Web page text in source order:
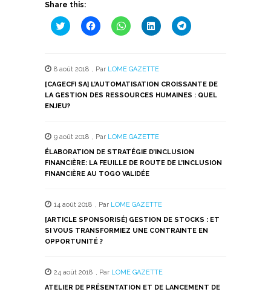
Share this:
Cliquez
pour
une
nouvelle
fenêtre)
Cliquez
pour
une
nouvelle
fenêtre)
Cliquez
pour
une
nouvelle
fenêtre)
Cliquez
pour
une
nouvelle
fenêtre)
Cliquez
pour
nouvelle
fenêtre)
8 août 2018 , Par LOME GAZETTE
[CAGECFI SA] L’AUTOMATISATION CROISSANTE DE
LA GESTION DES RESSOURCES HUMAINES : QUEL
ENJEU?
9 août 2018 , Par LOME GAZETTE
ÉLABORATION DE STRATÉGIE D’INCLUSION
FINANCIÈRE: LA FEUILLE DE ROUTE DE L’INCLUSION
FINANCIÈRE AU TOGO VALIDÉE
14 août 2018 , Par LOME GAZETTE
[ARTICLE SPONSORISÉ] GESTION DE STOCKS : ET
SI VOUS TRANSFORMIEZ UNE CONTRAINTE EN
OPPORTUNITÉ ?
24 août 2018 , Par LOME GAZETTE
ATELIER DE PRÉSENTATION ET DE LANCEMENT DE